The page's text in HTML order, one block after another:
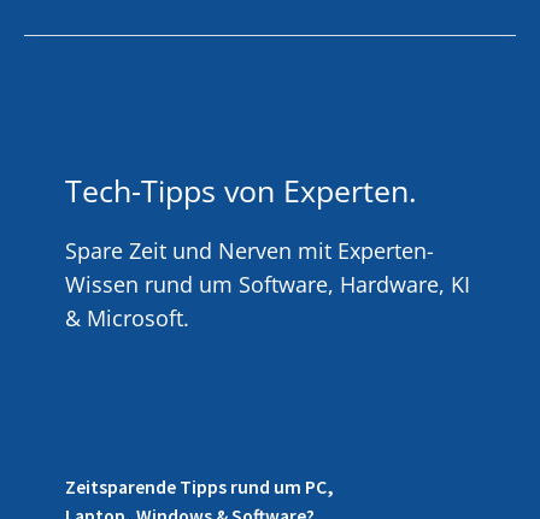
Tech-Tipps von Experten.
Spare Zeit und Nerven mit Experten-
Wissen rund um Software, Hardware, KI
& Microsoft.
Zeitsparende Tipps rund um PC,